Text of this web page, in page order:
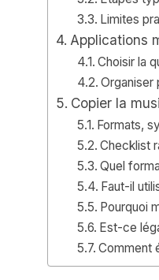
Limites
Applications
Choisir la
Organiser
Copier la
Formats,
Checklist
Quel
Faut-il
Pourquoi
Est-ce
Comment